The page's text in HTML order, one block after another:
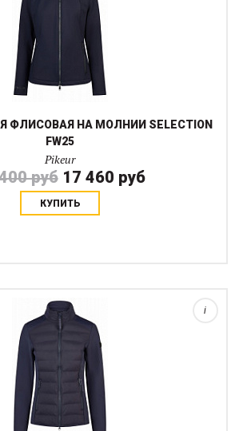
ФЛИСОВАЯ НА МОЛНИИ SELECTION
FW25
Pikeur
руб 17 460 руб
КУПИТЬ
i